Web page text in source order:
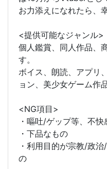
お力添えになれたら、
<提供可能なジャンル>
個人鑑賞、同人作品、
す。
ボイス、朗読、アプリ
ョン、美少女ゲーム作
<NG項目>
・嘔吐/ゲップ等、不
・下品なもの
・利用目的が宗教/政
の